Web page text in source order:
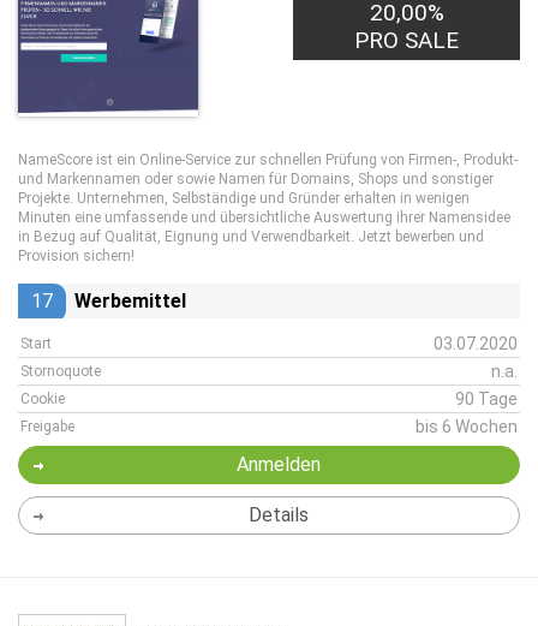
20,00%
PRO SALE
NameScore ist ein Online-Service zur schnellen Prüfung von Firmen-, Produkt-
und Markennamen oder sowie Namen für Domains, Shops und sonstiger
Projekte. Unternehmen, Selbständige und Gründer erhalten in wenigen
Minuten eine umfassende und übersichtliche Auswertung ihrer Namensidee
in Bezug auf Qualität, Eignung und Verwendbarkeit. Jetzt bewerben und
Provision sichern!
17 Werbemittel
Start 03.07.2020
Stornoquote n.a.
Cookie 90 Tage
Freigabe bis 6 Wochen
Anmelden
Details